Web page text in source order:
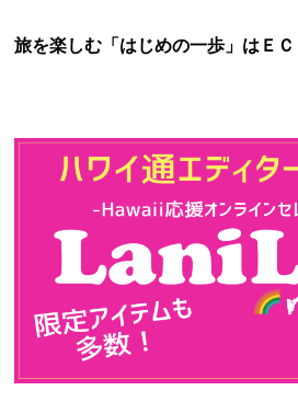
旅を楽しむ「はじめの一歩」はＥＣ